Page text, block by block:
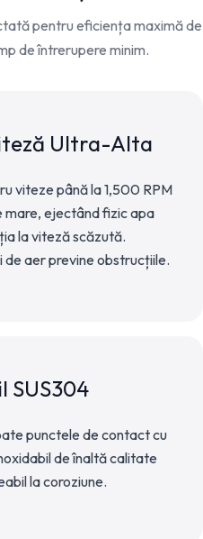
pentru eficiența maximă de
de întrerupere minim.
Ultra-Alta
viteze până la 1,500 RPM
ejectând fizic apa
la viteză scăzută.
de aer previne obstrucțiile.
SUS304
punctele de contact cu
de înaltă calitate
la coroziune.